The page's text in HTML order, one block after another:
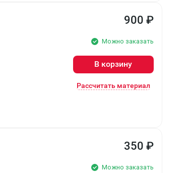
900 ₽
Можно заказать
В корзину
Рассчитать материал
350 ₽
Можно заказать